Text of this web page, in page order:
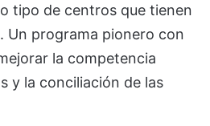
tipo de centros que tienen
Un programa pionero con
la competencia
y la conciliación de las